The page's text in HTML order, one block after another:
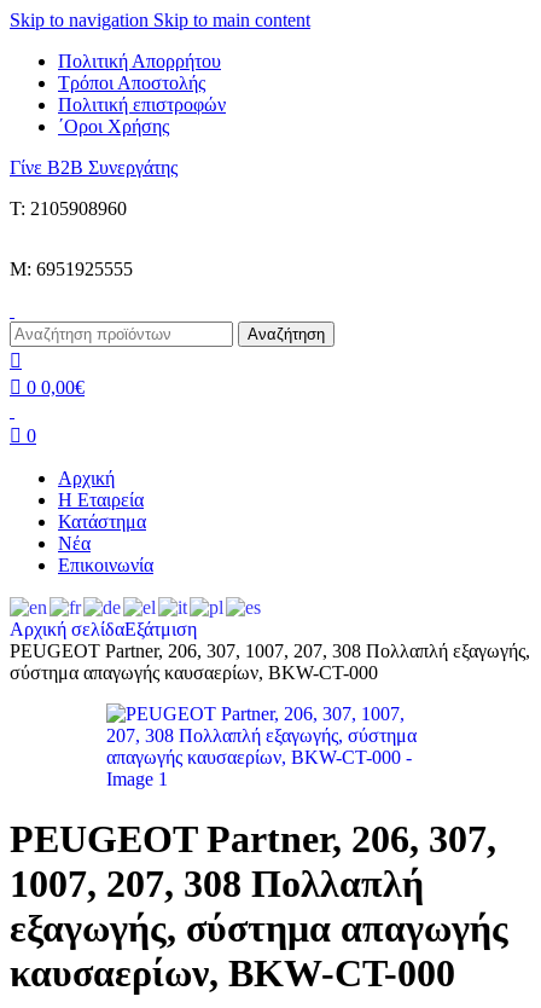
Skip to navigation Skip to main content
Πολιτική Απορρήτου
Τρόποι Αποστολής
Πολιτική επιστροφών
΄Οροι Χρήσης
Γίνε B2B Συνεργάτης
Τ: 2105908960
M: 6951925555
Αναζήτηση
0 0,00€
0
Αρχική
Η Εταιρεία
Κατάστημα
Νέα
Επικοινωνία
Αρχική σελίδαΕξάτμιση
PEUGEOT Partner, 206, 307, 1007, 207, 308 Πολλαπλή εξαγωγής,
σύστημα απαγωγής καυσαερίων, BKW-CT-000
PEUGEOT Partner, 206, 307,
1007, 207, 308 Πολλαπλή
εξαγωγής, σύστημα απαγωγής
καυσαερίων, BKW-CT-000